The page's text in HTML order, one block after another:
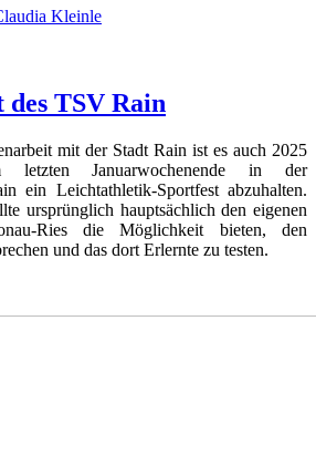
Kleinle
TSV Rain
mit der Stadt Rain ist es auch 2025
Januarwochenende in der
ein Leichtathletik-Sportfest abzuhalten.
ursprünglich hauptsächlich den eigenen
Ries die Möglichkeit bieten, den
und das dort Erlernte zu testen.